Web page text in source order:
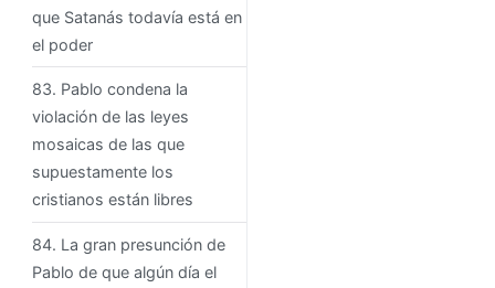
que Satanás todavía está en
el poder
83. Pablo condena la
violación de las leyes
mosaicas de las que
supuestamente los
cristianos están libres
84. La gran presunción de
Pablo de que algún día el